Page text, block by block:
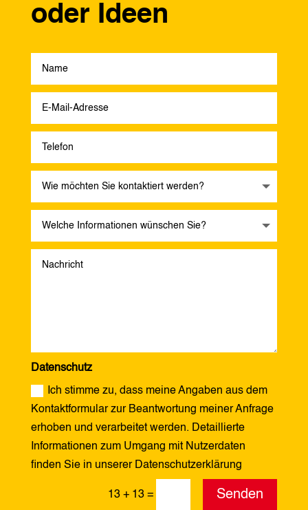
oder Ideen
Datenschutz
Ich stimme zu, dass meine Angaben aus dem
Kontaktformular zur Beantwortung meiner Anfrage
erhoben und verarbeitet werden. Detaillierte
Informationen zum Umgang mit Nutzerdaten
finden Sie in unserer Datenschutzerklärung
13 + 13 = Senden